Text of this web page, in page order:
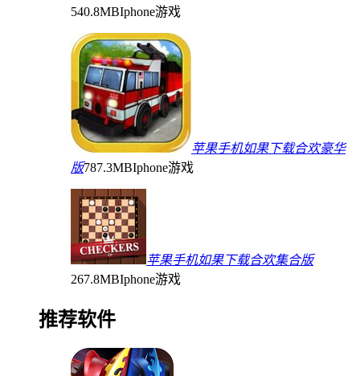
540.8MBIphone游戏
苹果手机如果下载合欢豪华
版787.3MBIphone游戏
苹果手机如果下载合欢集合版
267.8MBIphone游戏
推荐软件